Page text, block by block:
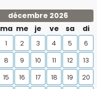
décembre 2026
ma me je ve sa di
1 2 3 4 5
6
8 9 10 11 12
13
15 16 17 18 19
20